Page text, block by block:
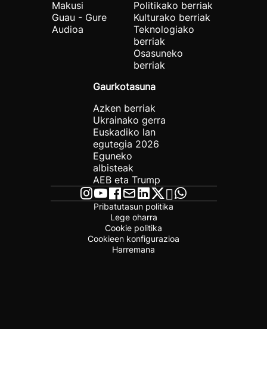
Makusi
Guau - Gure
Audioa
Politikako berriak
Kulturako berriak
Teknologiako
berriak
Osasuneko
berriak
Gaurkotasuna
Azken berriak
Ukrainako gerra
Euskadiko lan
egutegia 2026
Eguneko
albisteak
AEB eta Trump
Pribatutasun politika
Lege oharra
Cookie politika
Cookieen konfigurazioa
Harremana